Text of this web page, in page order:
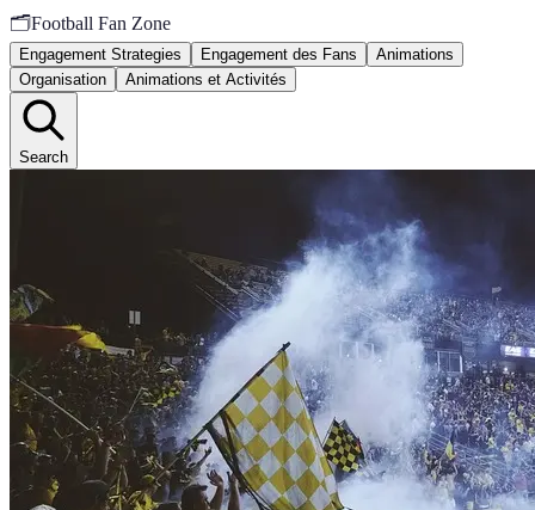
🗂️Football Fan Zone
Engagement Strategies Engagement des Fans
Animations
Organisation
Animations et Activités
Search